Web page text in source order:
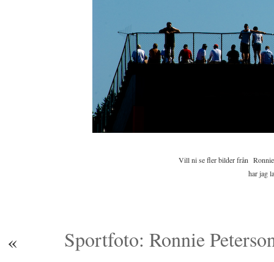
Vill ni se fler bilder från
har jag
« Sportfoto: Ronnie